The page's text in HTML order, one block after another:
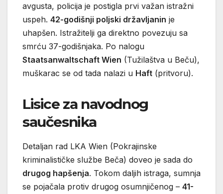
avgusta, policija je postigla prvi važan istražni
uspeh. 42-godišnji poljski državljanin je
uhapšen. Istražitelji ga direktno povezuju sa
smrću 37-godišnjaka. Po nalogu
Staatsanwaltschaft Wien (Tužilaštva u Beču),
muškarac se od tada nalazi u Haft (pritvoru).
Lisice za navodnog
saučesnika
Detaljan rad LKA Wien (Pokrajinske
kriminalističke službe Beča) doveo je sada do
drugog hapšenja. Tokom daljih istraga, sumnja
se pojačala protiv drugog osumnjičenog – 41-